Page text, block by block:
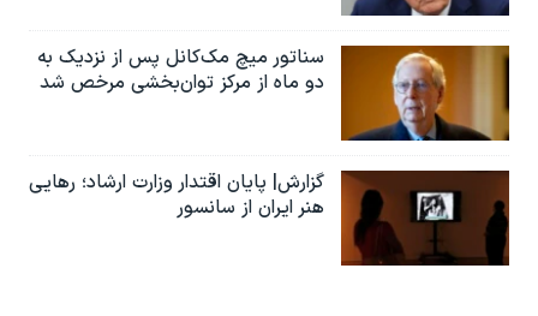
سناتور میچ مک‌کانل پس از نزدیک به
دو ماه از مرکز توان‌بخشی مرخص شد
گزارش| پایان اقتدار وزارت ارشاد؛ رهایی
هنر ایران از سانسور